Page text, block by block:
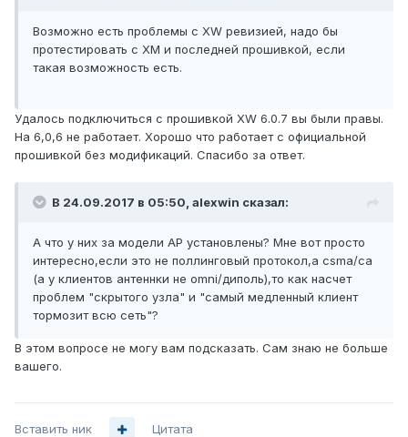
Возможно есть проблемы с XW ревизией, надо бы
протестировать с XM и последней прошивкой, если
такая возможность есть.
Удалось подключиться с прошивкой XW 6.0.7 вы были правы.
На 6,0,6 не работает. Хорошо что работает с официальной
прошивкой без модификаций. Спасибо за ответ.
В 24.09.2017 в 05:50, alexwin сказал:
А что у них за модели AP установлены? Мне вот просто
интересно,если это не поллинговый протокол,а csma/ca
(а у клиентов антеннки не omni/диполь),то как насчет
проблем "скрытого узла" и "самый медленный клиент
тормозит всю сеть"?
В этом вопросе не могу вам подсказать. Сам знаю не больше
вашего.
Вставить ник Цитата